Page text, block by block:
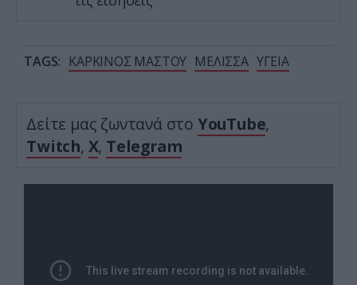
TAGS: ΚΑΡΚΙΝΟΣ ΜΑΣΤΟΥ ΜΕΛΙΣΣΑ ΥΓΕΙΑ
Δείτε μας ζωντανά στο YouTube,
Twitch, X, Telegram